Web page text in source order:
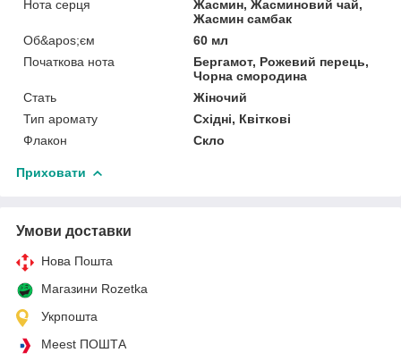
Нота серця
Жасмин, Жасминовий чай,
Жасмин самбак
Об&apos;єм
60 мл
Початкова нота
Бергамот, Рожевий перець,
Чорна смородина
Стать
Жіночий
Тип аромату
Східні, Квіткові
Флакон
Скло
Приховати
Умови доставки
Нова Пошта
Магазини Rozetka
Укрпошта
Meest ПОШТА